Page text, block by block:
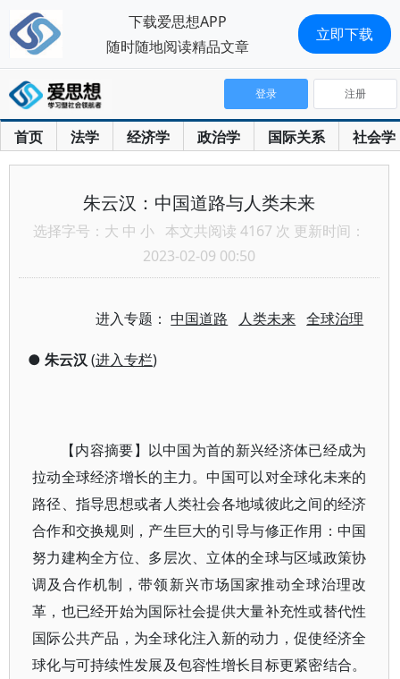
首页 法学 经济学 政治学 国际关系 社会学
登录 注册
朱云汉：中国道路与人类未来
选择字号： 大 中 小 本文共阅读 4167 次 更新时间：
2023-02-09 00:50
进入专题：中国道路 人类未来 全球治理
● 朱云汉 (进入专栏)
【内容摘要】以中国为首的新兴经济体已经成为
拉动全球经济增长的主力。中国可以对全球化未来的
路径、指导思想或者人类社会各地域彼此之间的经济
合作和交换规则，产生巨大的引导与修正作用：中国
努力建构全方位、多层次、立体的全球与区域政策协
调及合作机制，带领新兴市场国家推动全球治理改
革，也已经开始为国际社会提供大量补充性或替代性
国际公共产品，为全球化注入新的动力，促使经济全
球化与可持续性发展及包容性增长目标更紧密结合。
下载爱思想APP
随时随地阅读精品文章
立即下载